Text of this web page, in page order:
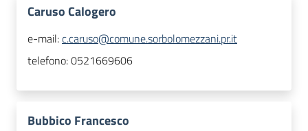
Caruso Calogero
e-mail:c.caruso@comune.sorbolomezzani.pr.it
telefono:0521669606
Bubbico Francesco